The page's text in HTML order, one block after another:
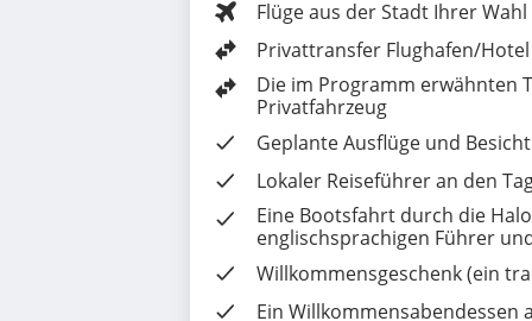
Flüge aus der Stadt Ihrer Wahl
Privattransfer Flughafen/
Die im Programm erwähnten
Privatfahrzeug
Geplante Ausflüge und
Lokaler Reiseführer an den
Eine Bootsfahrt durch die
englischsprachigen Führer
Willkommensgeschenk (ein
Ein Willkommensabendessen